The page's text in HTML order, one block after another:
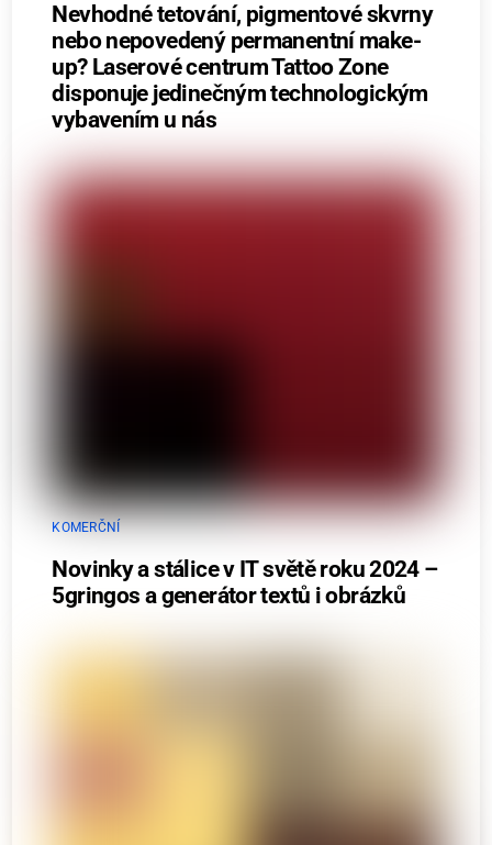
Nevhodné tetování, pigmentové skvrny
nebo nepovedený permanentní make-
up? Laserové centrum Tattoo Zone
disponuje jedinečným technologickým
vybavením u nás
KOMERČNÍ
Novinky a stálice v IT světě roku 2024 –
5gringos a generátor textů i obrázků